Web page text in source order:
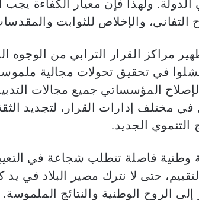
الدولة. ولهذا فإن معيار الكفاءة يجب
التفاني، والإخلاص للثوابت
مراكز القرار الترابي من الوجوه
فشلوا في تحقيق تحولات مجالية
المؤسساتي جميع مجالات
في مختلف إدارات القرار، لتجديد
التنموي الجديد.
وطنية فاصلة تتطلب شجاعة في
حتى لا نترك مصير البلاد في
إلى الروح الوطنية والنتائج الملموسة.